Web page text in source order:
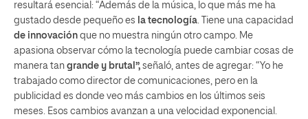
resultará esencial: “Además de la música, lo que más me ha
gustado desde pequeño es la tecnología. Tiene una capacidad
de innovación que no muestra ningún otro campo. Me
apasiona observar cómo la tecnología puede cambiar cosas de
manera tan grande y brutal”, señaló, antes de agregar: “Yo he
trabajado como director de comunicaciones, pero en la
publicidad es donde veo más cambios en los últimos seis
meses. Esos cambios avanzan a una velocidad exponencial.